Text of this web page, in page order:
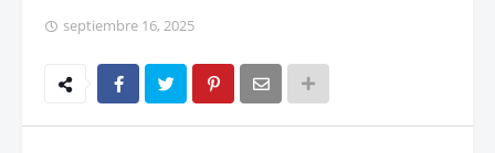
septiembre 16, 2025